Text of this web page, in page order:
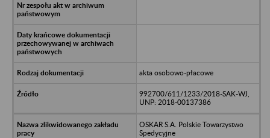
akta osobowo-płacowe
992700/611/1233/2018-SAK-WJ,
UNP: 2018-00137386
OSKAR S.A. Polskie Towarzystwo
Spedycyjne